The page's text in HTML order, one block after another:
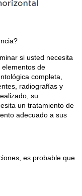
si usted necesita
de
completa,
radiografías y
su
un tratamiento de
adecuado a sus
es probable que